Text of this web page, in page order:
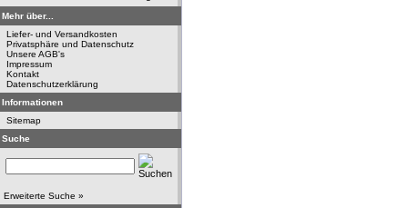
Mehr über...
Liefer- und Versandkosten
Privatsphäre und Datenschutz
Unsere AGB's
Impressum
Kontakt
Datenschutzerklärung
Informationen
Sitemap
Suche
Erweiterte Suche »